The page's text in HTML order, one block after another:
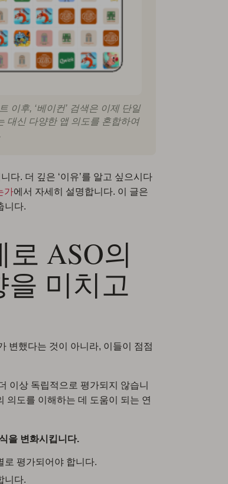
이후, ‘베이컨’ 검색은 이제 단일
대신 다양한 앱 의도를 혼합하여
다. 더 깊은 ‘이유’를 알고 싶으시다
가에서 자세히 설명합니다. 이 글은
니다.
ASO의
미치고
변했다는 것이 아니라, 이들이 점점
이상 독립적으로 평가되지 않습니
의도를 이해하는 데 도움이 되는 연
을 변화시킵니다.
로 평가되어야 합니다.
니다.